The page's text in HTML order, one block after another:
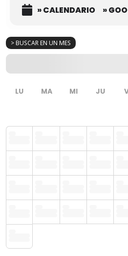
> BUSCAR EN UN MES
LU MA MI JU
» CALENDARIO »